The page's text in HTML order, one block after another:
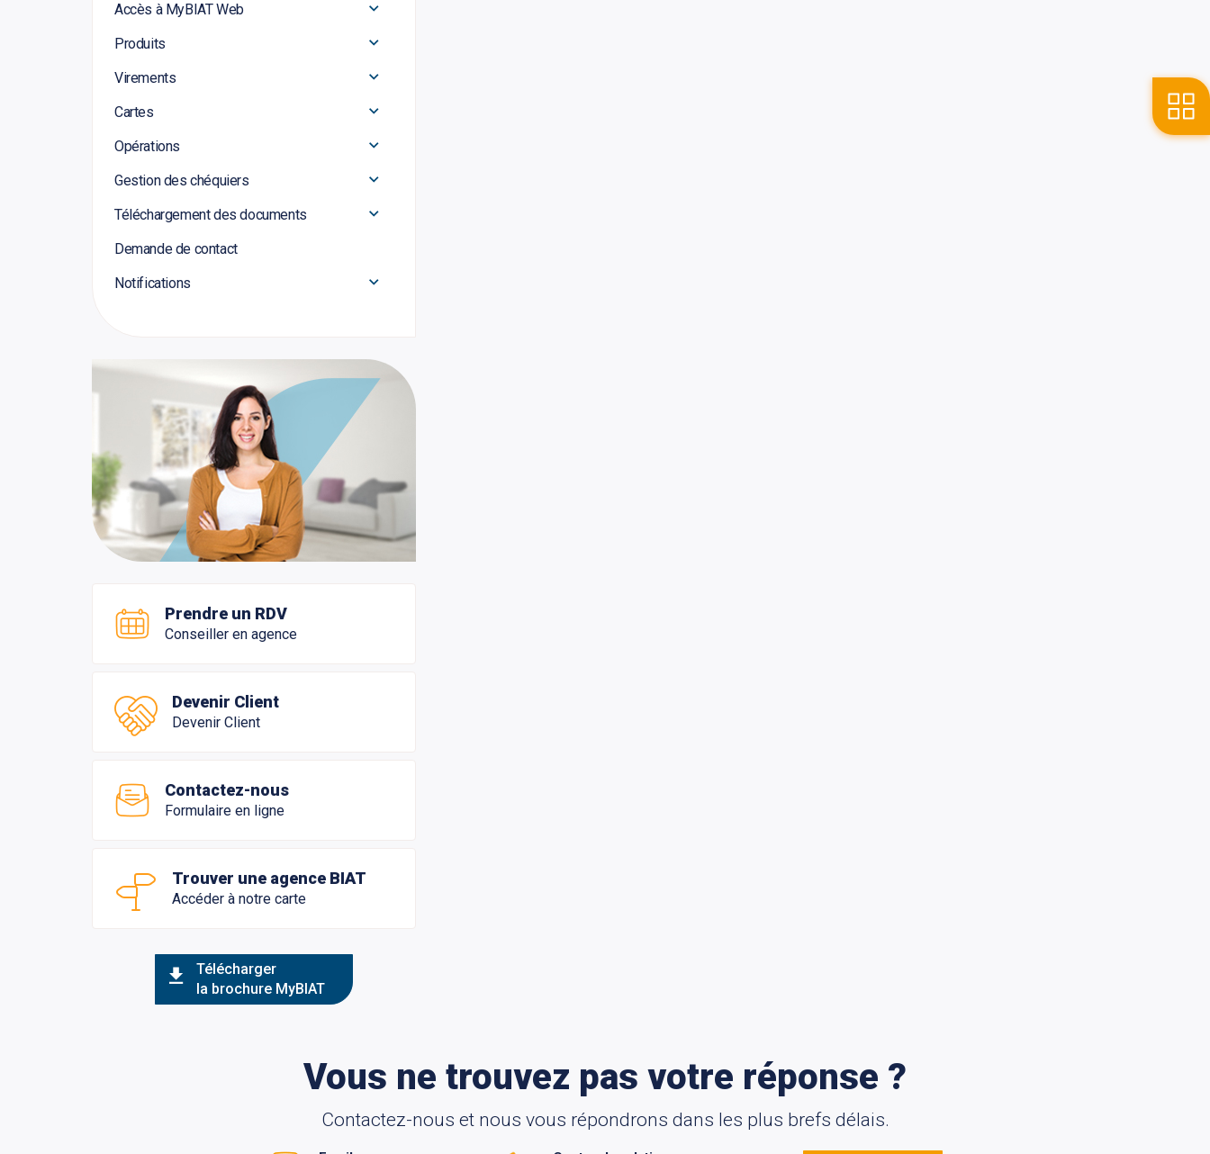
Accès à MyBIAT Web
Produits
Virements
Cartes
Opérations
Gestion des chéquiers
Téléchargement des documents
Demande de contact
Notifications
Prendre un RDV
Conseiller en agence
Devenir Client
Devenir Client
Contactez-nous
Formulaire en ligne
Trouver une agence BIAT
Accéder à notre carte
Télécharger
la brochure MyBIAT
Vous ne trouvez pas votre réponse ?
Contactez-nous et nous vous répondrons dans les plus brefs délais.